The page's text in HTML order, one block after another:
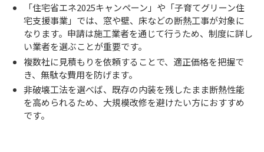
「住宅省エネ2025キャンペーン」や「子育てグリーン住
宅支援事業」では、窓や壁、床などの断熱工事が対象に
なります。申請は施工業者を通じて行うため、制度に詳し
い業者を選ぶことが重要です。
複数社に見積もりを依頼することで、適正価格を把握で
き、無駄な費用を防げます。
非破壊工法を選べば、既存の内装を残したまま断熱性能
を高められるため、大規模改修を避けたい方におすすめ
です。